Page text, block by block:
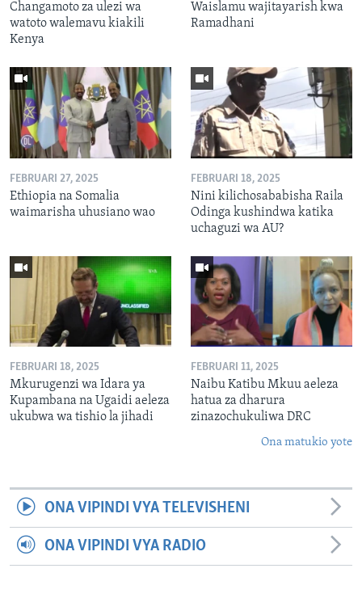
Changamoto za ulezi wa
watoto walemavu kiakili
Kenya
Waislamu wajitayarish kwa
Ramadhani
FEBRUARI 27, 2025
Ethiopia na Somalia
waimarisha uhusiano wao
FEBRUARI 18, 2025
Nini kilichosababisha Raila
Odinga kushindwa katika
uchaguzi wa AU?
FEBRUARI 18, 2025
Mkurugenzi wa Idara ya
Kupambana na Ugaidi aeleza
ukubwa wa tishio la jihadi
FEBRUARI 11, 2025
Naibu Katibu Mkuu aeleza
hatua za dharura
zinazochukuliwa DRC
Ona matukio yote
ONA VIPINDI VYA TELEVISHENI
ONA VIPINDI VYA RADIO